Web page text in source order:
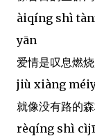
àiqíng shì
yān
爱情是叹息燃
jiù xiàng
就像没有路的
rèqíng shì